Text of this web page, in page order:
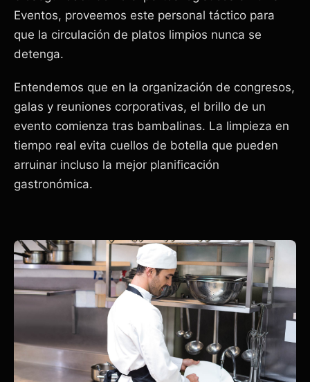
Eventos, proveemos este personal táctico para
que la circulación de platos limpios nunca se
detenga.
Entendemos que en la organización de congresos,
galas y reuniones corporativas, el brillo de un
evento comienza tras bambalinas. La limpieza en
tiempo real evita cuellos de botella que pueden
arruinar incluso la mejor planificación
gastronómica.